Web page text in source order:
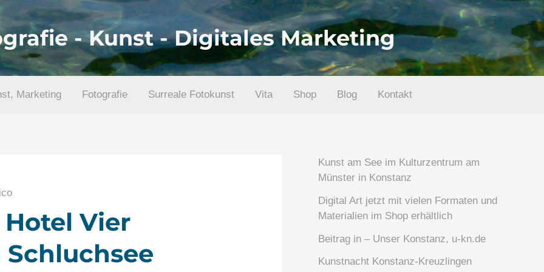
- Kunst - Digitales Marketing
Marketing Fotografie Surreale Fotokunst Vita Shop Blog Kontakt
Vier
Kunst am See im Kulturzentrum am
Münster in Konstanz
Digital Art jetzt mit vielen Formaten und
Materialien im Shop erhältlich
Beitrag in – Unser Konstanz, u-kn.de
Kunstnacht Konstanz-Kreuzlingen